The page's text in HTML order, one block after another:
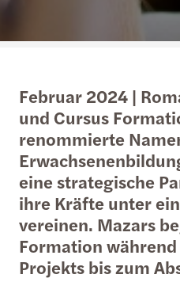
Februar 2024 |
und Cursus
renommierte
eine strategische
ihre Kräfte unter
vereinen. Mazars
Formation
Projekts bis zum